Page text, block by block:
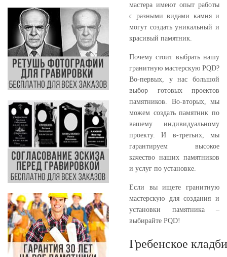
мастера имеют опыт работы
с разными видами камня и
могут создать уникальный и
красивый памятник.
Почему стоит выбрать нашу
гранитную мастерскую PQD?
Во-первых, у нас большой
выбор готовых проектов
памятников. Во-вторых, мы
можем создать памятник по
вашему индивидуальному
проекту. И в-третьих, мы
гарантируем высокое
качество наших памятников
и услуг по установке.
Если вы ищете гранитную
мастерскую для создания и
установки памятника –
выбирайте PQD!
Гребенское